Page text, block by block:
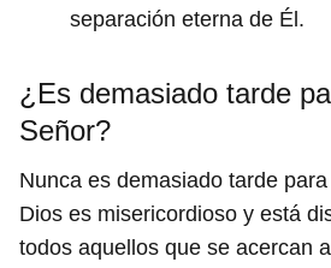
separación eterna de Él.
¿Es demasiado tarde
Señor?
Nunca es demasiado tarde para
Dios es misericordioso y está
todos aquellos que se acercan